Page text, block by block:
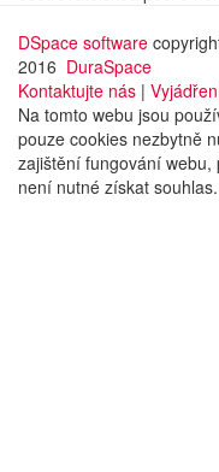
DSpace software
2016 DuraSpace
Kontaktujte nás |
Na tomto webu jsou
pouze cookies nezbytně
zajištění fungování webu,
není nutné získat souhlas.